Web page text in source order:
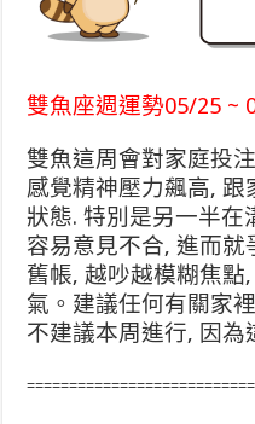
雙魚座週運勢05/25 ~
雙魚這周會對家庭投
感覺精神壓力飆高,
狀態. 特別是另一半在
容易意見不合, 進而就
舊帳, 越吵越模糊焦點
氣。建議任何有關家
不建議本周進行, 因為